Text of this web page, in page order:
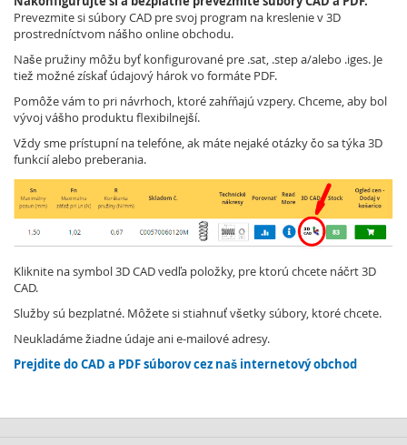
Prevezmite si súbory CAD pre svoj program na kreslenie v 3D
prostredníctvom nášho online obchodu.
Naše pružiny môžu byť konfigurované pre .sat, .step a/alebo .iges. Je
tiež možné získať údajový hárok vo formáte PDF.
Pomôže vám to pri návrhoch, ktoré zahŕňajú vzpery. Chceme, aby bol
vývoj vášho produktu flexibilnejší.
Vždy sme prístupní na telefóne, ak máte nejaké otázky čo sa týka 3D
funkcií alebo preberania.
Kliknite na symbol 3D CAD vedľa položky, pre ktorú chcete náčrt 3D
CAD.
Služby sú bezplatné. Môžete si stiahnuť všetky súbory, ktoré chcete.
Neukladáme žiadne údaje ani e-mailové adresy.
Prejdite do CAD a PDF súborov cez naš internetový obchod